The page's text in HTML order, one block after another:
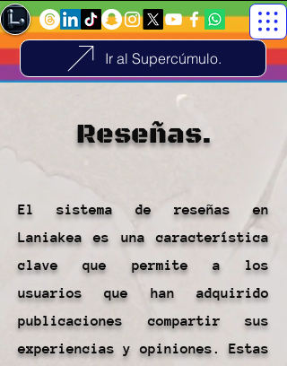
Ir al Supercúmulo.
Reseñas.
El sistema de reseñas en
Laniakea es una característica
clave que permite a los
usuarios que han adquirido
publicaciones compartir sus
experiencias y opiniones. Estas